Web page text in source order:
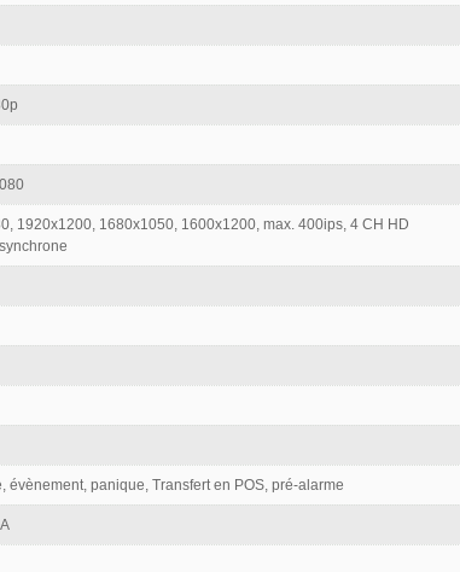
1920x1200, 1680x1050, 1600x1200, max. 400ips, 4 CH HD
évènement, panique, Transfert en POS, pré-alarme